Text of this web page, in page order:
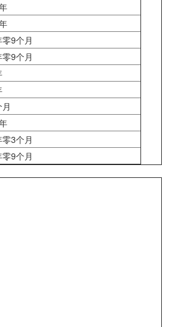
9个月
9个月
3个月
9个月